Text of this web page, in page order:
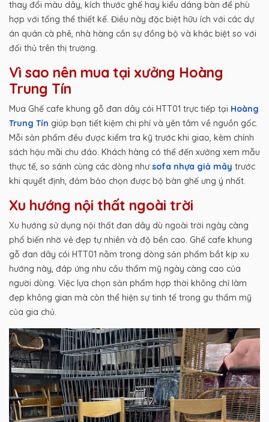
thay đổi màu dây, kích thước ghế hay kiểu dáng bàn để phù
hợp với tổng thể thiết kế. Điều này đặc biệt hữu ích với các dự
án quán cà phê, nhà hàng cần sự đồng bộ và khác biệt so với
đối thủ trên thị trường.
Vì sao nên mua tại xưởng Hoàng
Trung Tín
Mua Ghế cafe khung gỗ đan dây cói HTT01 trực tiếp tại Hoàng
Trung Tín giúp bạn tiết kiệm chi phí và yên tâm về nguồn gốc.
Mỗi sản phẩm đều được kiểm tra kỹ trước khi giao, kèm chính
sách hậu mãi chu đáo. Khách hàng có thể đến xưởng xem mẫu
thực tế, so sánh cùng các dòng nhưsofa nhựa giả mây trước
khi quyết định, đảm bảo chọn được bộ bàn ghế ưng ý nhất.
Xu hướng nội thất ngoài trời
Xu hướng sử dụng nội thất đan dây dù ngoài trời ngày càng
phổ biến nhờ vẻ đẹp tự nhiên và độ bền cao. Ghế cafe khung
gỗ đan dây cói HTT01 nằm trong dòng sản phẩm bắt kịp xu
hướng này, đáp ứng nhu cầu thẩm mỹ ngày càng cao của
người dùng. Việc lựa chọn sản phẩm hợp thời không chỉ làm
đẹp không gian mà còn thể hiện sự tinh tế trong gu thẩm mỹ
của gia chủ.